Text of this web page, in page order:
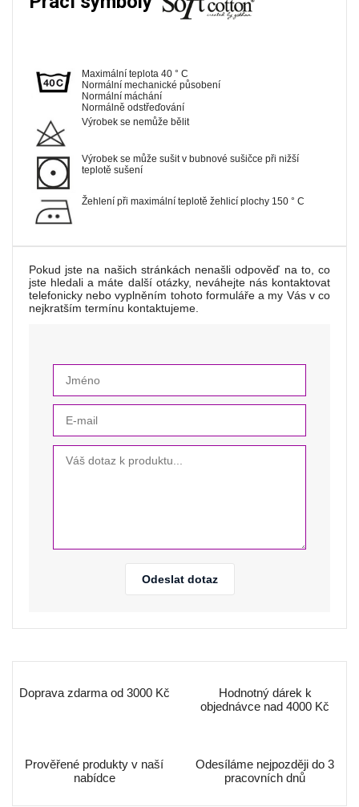
Maximální teplota 40 ° C
Normální mechanické působení
Normální máchání
Normálně odstřeďování
Výrobek se nemůže bělit
Výrobek se může sušit v bubnové sušičce při nižší
teplotě sušení
Žehlení při maximální teplotě žehlicí plochy 150 ° C
Pokud jste na našich stránkách nenašli odpověď na to, co
jste hledali a máte další otázky, neváhejte nás kontaktovat
telefonicky nebo vyplněním tohoto formuláře a my Vás v co
nejkratším termínu kontaktujeme.
Odeslat dotaz
Doprava zdarma od 3000 Kč
Hodnotný dárek k
objednávce nad 4000 Kč
Prověřené produkty v naší
nabídce
Odesíláme nejpozději do 3
pracovních dnů